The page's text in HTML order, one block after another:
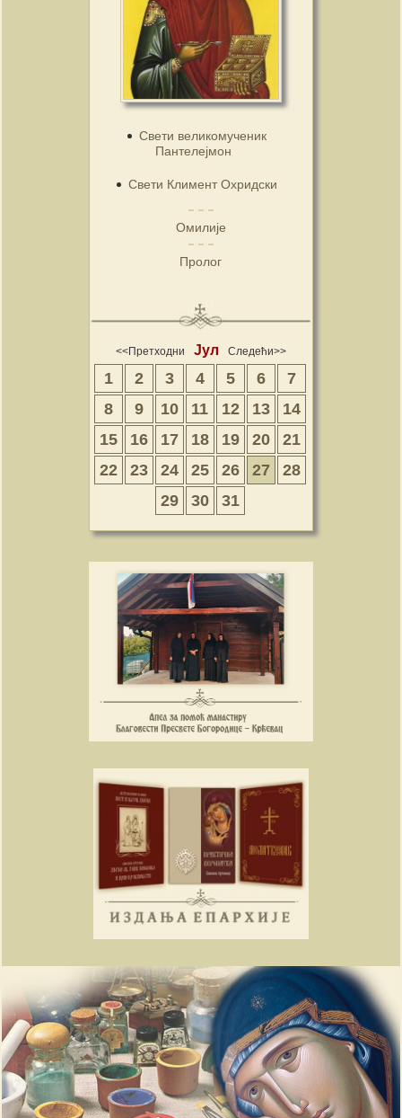
Свети великомученик
Пантелејмон
Свети Климент Охридски
Омилије
Пролог
<<Претходни Јул Следећи>>
1 2 3 4 5 6
7
8
9 10 11 12 13
14
15
16 17 18 19 20
21
22
23 24 25 26 27
28
29
30 31